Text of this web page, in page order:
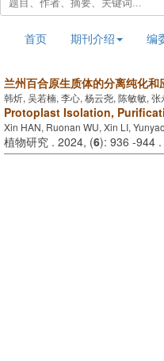
首页 期刊介绍 编
兰州百合原生质体的分离纯化和
韩炘, 吴若楠, 李心, 杨云尧, 陈敏敏, 张
Protoplast Isolation,
Xin HAN, Ruonan WU, Xin LI,
植物研究 . 2024, (6): 936 -944